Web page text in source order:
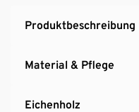
Produktbeschreibung
Material & Pflege
Eichenholz